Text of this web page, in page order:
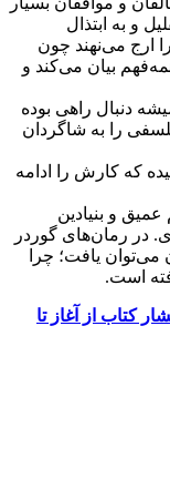
و به ابتذال
ارج می‌نهند چون
بیان می‌کند و
دنبال راهی بوده
را به شاگردان
که کارش را ادامه
و بنیادین
در رمان‌های گوردر
یافت؛ چرا
است.
کتاب از آغاز تا